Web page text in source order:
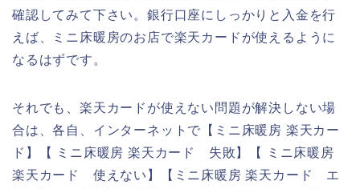
確認してみて下さい。銀行口座にしっかりと入金を行
えば、ミニ床暖房のお店で楽天カードが使えるように
なるはずです。
それでも、楽天カードが使えない問題が解決しない場
合は、各自、インターネットで【ミニ床暖房 楽天カー
ド】【 ミニ床暖房 楽天カード 失敗】【 ミニ床暖房
楽天カード 使えない】【ミニ床暖房 楽天カード エ